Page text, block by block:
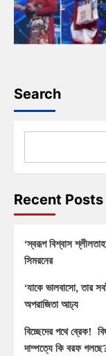
Search
Recent Posts
‘স্বরূপ বিশ্বাস
সিমরনের
‘যাকে ভালবাসো, তার
অপরাজিতা আঢ্য
বিচ্ছেদের পথে ব্রেক!
দাম্পত্যে কি বরফ